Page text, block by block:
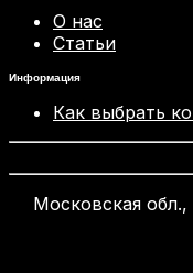
О нас
Статьи
Информация
Как выбрать
Московская